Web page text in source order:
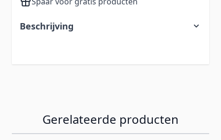
Beschrijving
Gerelateerde producten